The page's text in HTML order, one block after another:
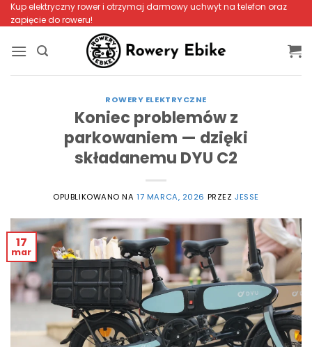
Przewiń
do
zawartości
Kup elektryczny rower i otrzymaj darmowy uchwyt na telefon oraz
zapięcie do roweru!
ROWERY ELEKTRYCZNE
Koniec problemów z
parkowaniem — dzięki
składanemu DYU C2
OPUBLIKOWANO NA17 MARCA, 2026 PRZEZ JESSE
17
mar